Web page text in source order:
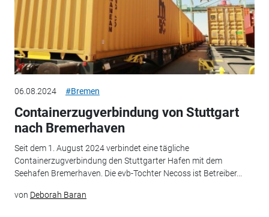
06.08.2024 #Bremen
Containerzugverbindung von Stuttgart
nach Bremerhaven
Seit dem 1. August 2024 verbindet eine tägliche
Containerzugverbindung den Stuttgarter Hafen mit dem
Seehafen Bremerhaven. Die evb-Tochter Necoss ist Betreiber...
von Deborah Baran